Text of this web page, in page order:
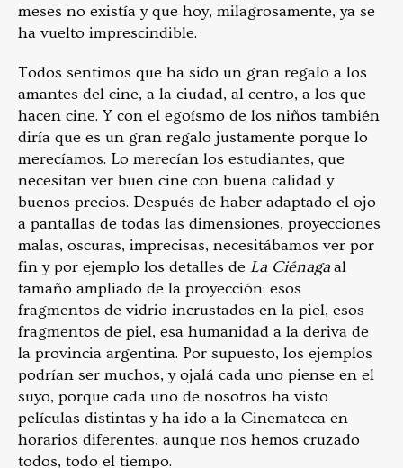
meses no existía y que hoy, milagrosamente, ya se
ha vuelto imprescindible.
Todos sentimos que ha sido un gran regalo a los
amantes del cine, a la ciudad, al centro, a los que
hacen cine. Y con el egoísmo de los niños también
diría que es un gran regalo justamente porque lo
merecíamos. Lo merecían los estudiantes, que
necesitan ver buen cine con buena calidad y
buenos precios. Después de haber adaptado el ojo
a pantallas de todas las dimensiones, proyecciones
malas, oscuras, imprecisas, necesitábamos ver por
fin y por ejemplo los detalles de La Ciénagaal
tamaño ampliado de la proyección: esos
fragmentos de vidrio incrustados en la piel, esos
fragmentos de piel, esa humanidad a la deriva de
la provincia argentina. Por supuesto, los ejemplos
podrían ser muchos, y ojalá cada uno piense en el
suyo, porque cada uno de nosotros ha visto
películas distintas y ha ido a la Cinemateca en
horarios diferentes, aunque nos hemos cruzado
todos, todo el tiempo.